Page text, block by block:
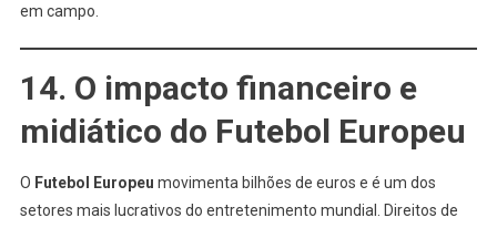
em campo.
14. O impacto financeiro e
midiático do Futebol Europeu
O Futebol Europeu movimenta bilhões de euros e é um dos
setores mais lucrativos do entretenimento mundial. Direitos de